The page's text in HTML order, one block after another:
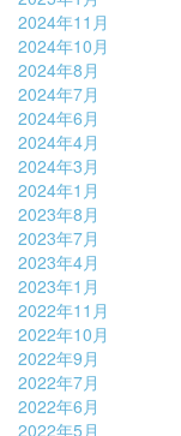
2024年11月
2024年10月
2024年8月
2024年7月
2024年6月
2024年4月
2024年3月
2024年1月
2023年8月
2023年7月
2023年4月
2023年1月
2022年11月
2022年10月
2022年9月
2022年7月
2022年6月
2022年5月